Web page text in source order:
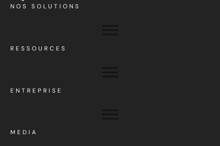
NOS SOLUTIONS
RESSOURCES
ENTREPRISE
MEDIA